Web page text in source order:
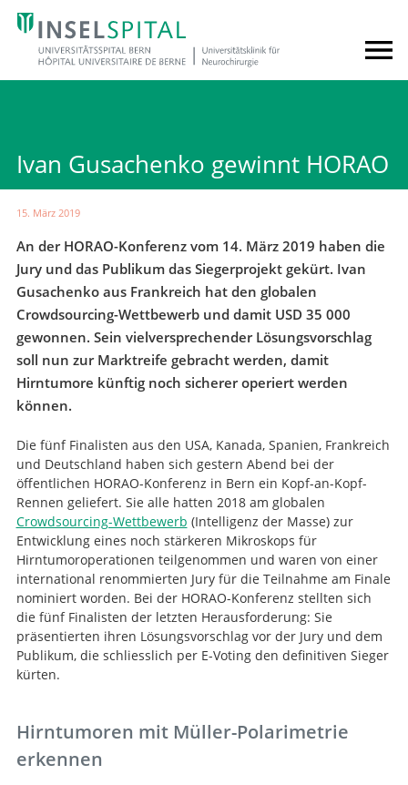
Ivan Gusachenko gewinnt HORAO
15. März 2019
An der HORAO-Konferenz vom 14. März 2019 haben die
Jury und das Publikum das Siegerprojekt gekürt. Ivan
Gusachenko aus Frankreich hat den globalen
Crowdsourcing-Wettbewerb und damit USD 35 000
gewonnen. Sein vielversprechender Lösungsvorschlag
soll nun zur Marktreife gebracht werden, damit
Hirntumore künftig noch sicherer operiert werden
können.
Die fünf Finalisten aus den USA, Kanada, Spanien, Frankreich
und Deutschland haben sich gestern Abend bei der
öffentlichen HORAO-Konferenz in Bern ein Kopf-an-Kopf-
Rennen geliefert. Sie alle hatten 2018 am globalen
Crowdsourcing-Wettbewerb (Intelligenz der Masse) zur
Entwicklung eines noch stärkeren Mikroskops für
Hirntumoroperationen teilgenommen und waren von einer
international renommierten Jury für die Teilnahme am Finale
nominiert worden. Bei der HORAO-Konferenz stellten sich
die fünf Finalisten der letzten Herausforderung: Sie
präsentierten ihren Lösungsvorschlag vor der Jury und dem
Publikum, die schliesslich per E-Voting den definitiven Sieger
kürten.
Hirntumoren mit Müller-Polarimetrie
erkennen